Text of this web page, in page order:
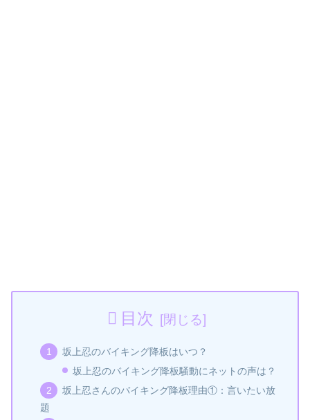
目次
坂上忍のバイキング降板はいつ？
坂上忍のバイキング降板騒動にネットの声は？
坂上忍さんのバイキング降板理由①：言いたい放
題